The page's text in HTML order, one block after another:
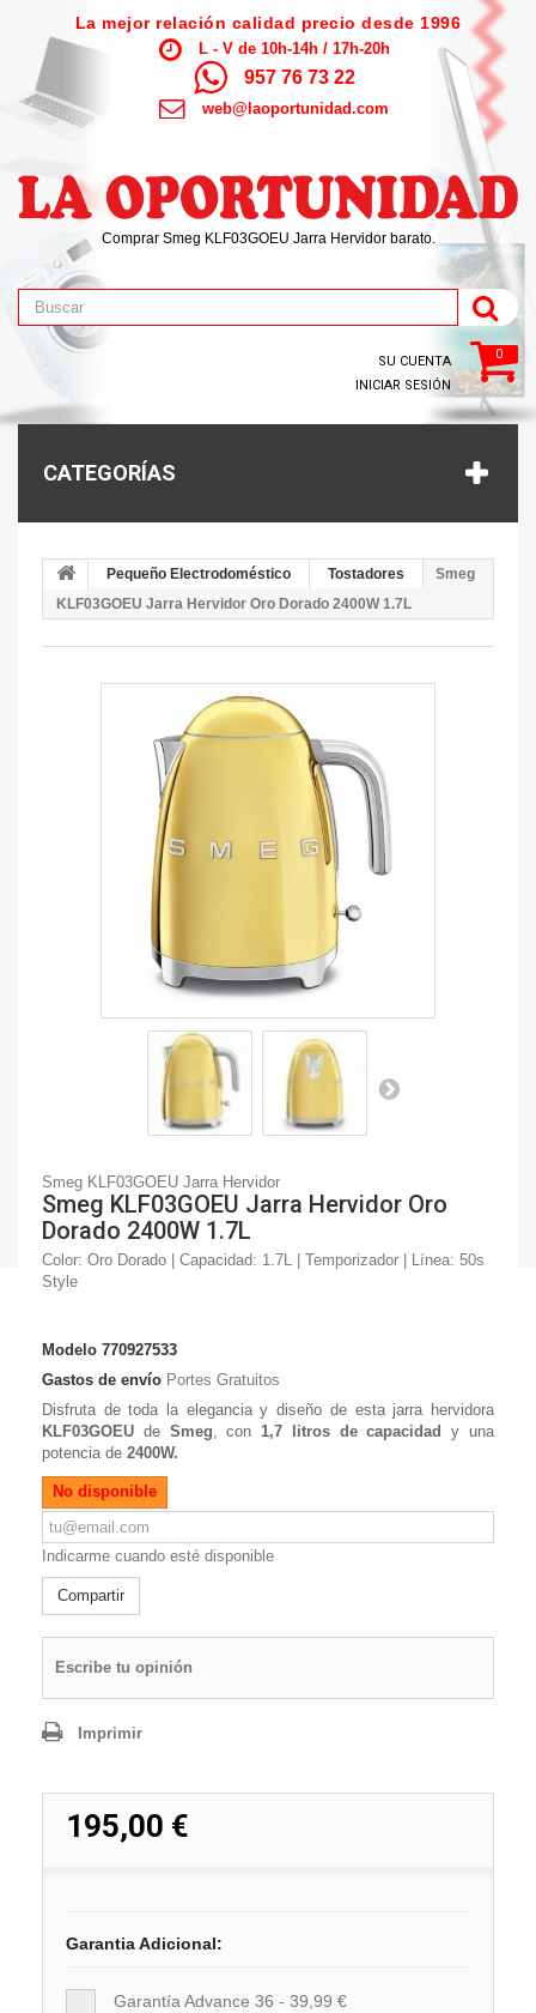
La mejor relación calidad precio desde 1996
L - V de 10h-14h / 17h-20h
957 76 73 22
web@laoportunidad.com
Comprar Smeg KLF03GOEU Jarra Hervidor barato.
0
SU CUENTA
INICIAR SESIÓN
CATEGORÍAS
Pequeño Electrodoméstico Tostadores
Smeg
KLF03GOEU Jarra Hervidor Oro Dorado 2400W 1.7L
Smeg KLF03GOEU Jarra Hervidor
Smeg KLF03GOEU Jarra Hervidor Oro
Dorado 2400W 1.7L
Color: Oro Dorado | Capacidad: 1.7L | Temporizador | Línea: 50s
Style
Modelo 770927533
Gastos de envío Portes Gratuitos
Disfruta de toda la elegancia y diseño de esta jarra hervidora
KLF03GOEU de Smeg, con1,7 litros de capacidad
y una
potencia de 2400W.
No disponible
Indicarme cuando esté disponible
Compartir
Escribe tu opinión
Imprimir
195,00 €
Garantia Adicional:
Garantía Advance 36 - 39,99 €